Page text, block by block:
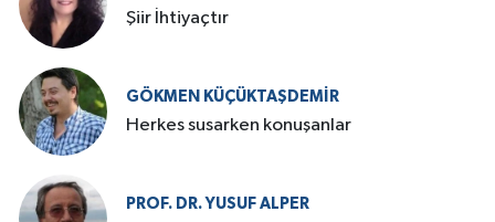
Şiir İhtiyaçtır
GÖKMEN KÜÇÜKTAŞDEMIR
Herkes susarken konuşanlar
PROF. DR. YUSUF ALPER